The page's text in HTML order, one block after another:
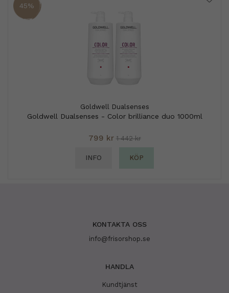
45%
Goldwell Dualsenses
Goldwell Dualsenses - Color brilliance duo 1000ml
799 kr 1 442 kr
INFO KÖP
KONTAKTA OSS
info@frisorshop.se
HANDLA
Kundtjänst